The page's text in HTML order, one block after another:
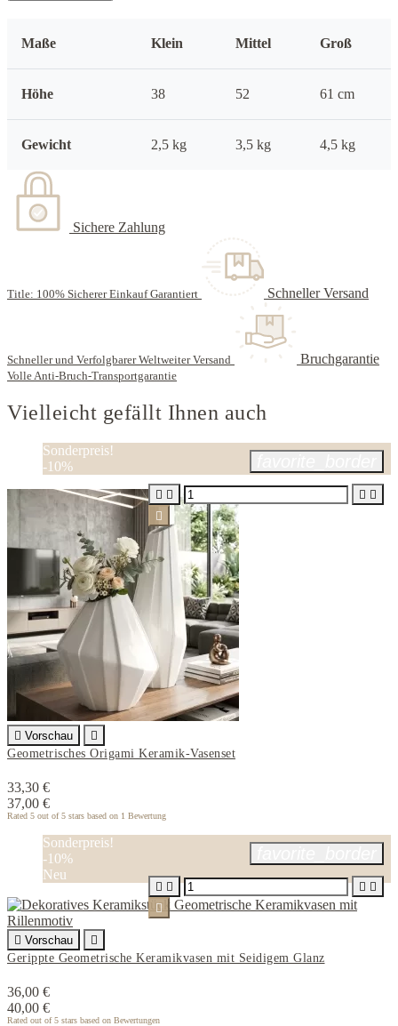
Maße Klein Mittel Groß
Höhe 38 52 61 cm
Gewicht 2,5 kg 3,5 kg 4,5 kg
Sichere Zahlung
Title: 100% Sicherer Einkauf Garantiert Schneller Versand
Schneller und Verfolgbarer Weltweiter Versand Bruchgarantie
Volle Anti-Bruch-Transportgarantie
Vielleicht gefällt Ihnen auch
Sonderpreis!
-10%
 Vorschau

Geometrisches Origami Keramik-Vasenset
33,30 €
37,00 €
Rated 5 out of 5 stars based on 1 Bewertung
   

Sonderpreis!
-10%
Neu
 Vorschau

Gerippte Geometrische Keramikvasen mit Seidigem Glanz
36,00 €
40,00 €
Rated out of 5 stars based on Bewertungen
   
